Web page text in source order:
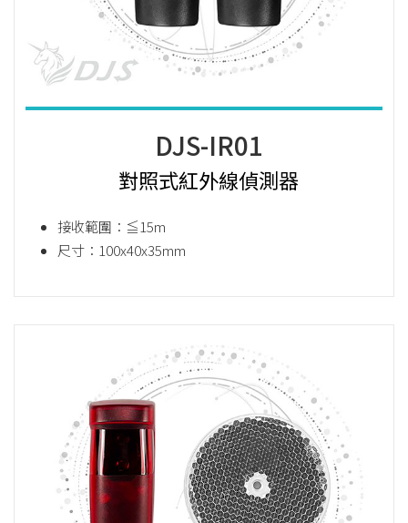
DJS-IR01
對照式紅外線偵測器
接收範圍：≦15m
尺寸：100x40x35mm